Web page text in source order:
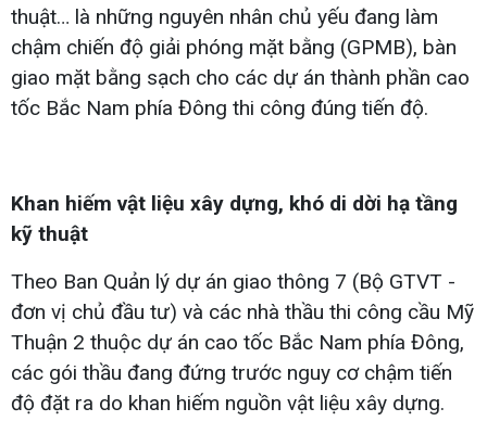
thuật… là những nguyên nhân chủ yếu đang làm
chậm chiến độ giải phóng mặt bằng (GPMB), bàn
giao mặt bằng sạch cho các dự án thành phần cao
tốc Bắc Nam phía Đông thi công đúng tiến độ.
Khan hiếm vật liệu xây dựng, khó di dời hạ tầng
kỹ thuật
Theo Ban Quản lý dự án giao thông 7 (Bộ GTVT -
đơn vị chủ đầu tư) và các nhà thầu thi công cầu Mỹ
Thuận 2 thuộc dự án cao tốc Bắc Nam phía Đông,
các gói thầu đang đứng trước nguy cơ chậm tiến
độ đặt ra do khan hiếm nguồn vật liệu xây dựng.